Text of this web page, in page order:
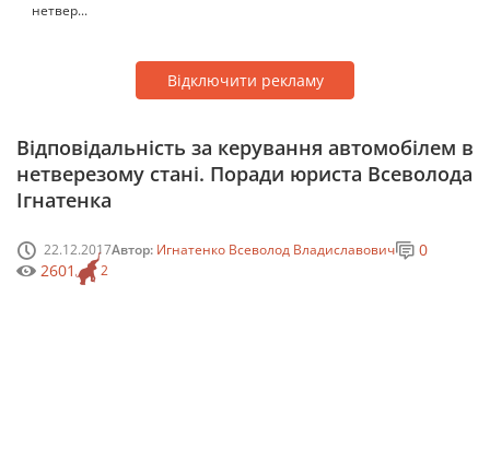
нетвер...
Відключити рекламу
Відповідальність за керування автомобілем в
нетверезому стані. Поради юриста Всеволода
Ігнатенка
22.12.2017Автор: Игнатенко Всеволод Владиславович
2
0
2601